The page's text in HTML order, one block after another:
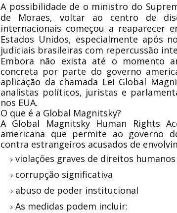
A possibilidade de o ministro do
de Moraes, voltar ao centro de
internacionais começou a reaparecer
Estados Unidos, especialmente após
judiciais brasileiras com repercussão
Embora não exista até o momento
concreta por parte do governo
aplicação da chamada Lei Global
analistas políticos, juristas e
nos EUA.
O que é a Global Magnitsky?
A Global Magnitsky Human Rights
americana que permite ao governo
contra estrangeiros acusados de
violações graves de direitos humanos
corrupção significativa
abuso de poder institucional
As medidas podem incluir: